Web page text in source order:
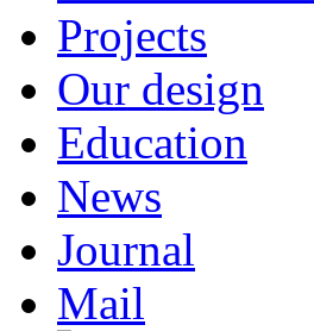
Projects
Our design
Education
News
Journal
Mail